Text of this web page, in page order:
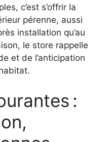
c’est s’offrir la
pérenne, aussi
installation qu’au
le store rappelle
et de l’anticipation
: